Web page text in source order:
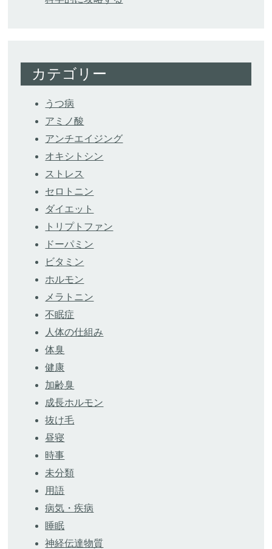
カテゴリー
うつ病
アミノ酸
アンチエイジング
オキシトシン
ストレス
セロトニン
ダイエット
トリプトファン
ドーパミン
ビタミン
ホルモン
メラトニン
不眠症
人体の仕組み
体臭
健康
加齢臭
成長ホルモン
抜け毛
昼寝
時事
未分類
用語
病気・疾病
睡眠
神経伝達物質